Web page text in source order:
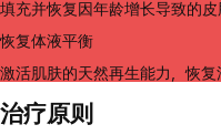
填充并恢复因年龄增长导致的皮
恢复体液平衡
激活肌肤的天然再生能力，恢复
治疗原则